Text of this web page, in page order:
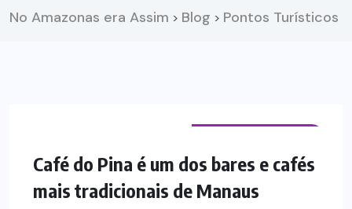
No Amazonas era Assim > Blog > Pontos Turísticos
Café do Pina é um dos bares e cafés
mais tradicionais de Manaus